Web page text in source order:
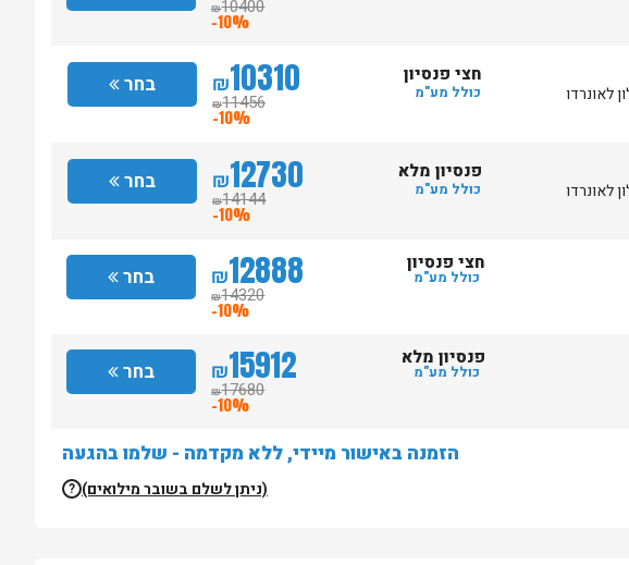
₪10400
-10%
לאונרדו
בחר ₪10310
₪11456
-10%
חצי פנסיון
כולל מע"מ
לאונרדו
בחר ₪12730
₪14144
-10%
פנסיון מלא
כולל מע"מ
בחר ₪12888
₪14320
-10%
חצי פנסיון
כולל מע"מ
בחר ₪15912
₪17680
-10%
פנסיון מלא
כולל מע"מ
הזמנה באישור מיידי, ללא מקדמה - שלמו בהגעה
(ניתן לשלם בשובר מילואים) ?